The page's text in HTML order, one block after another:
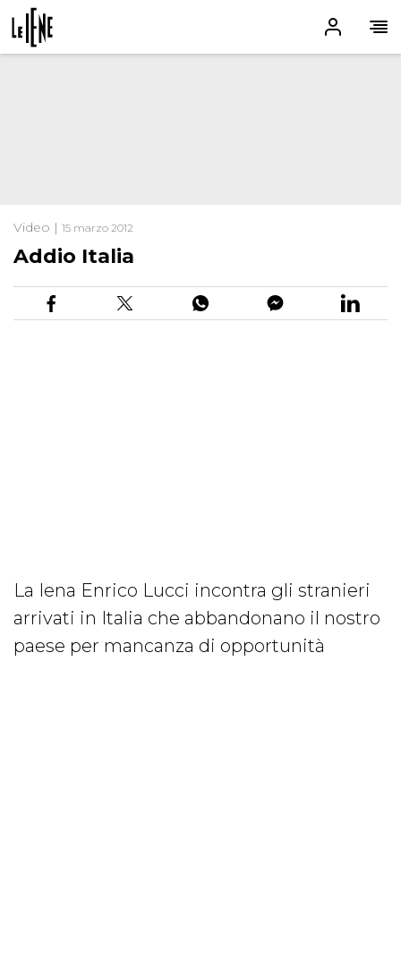
Video | 15 marzo 2012
Addio Italia
La Iena Enrico Lucci incontra gli stranieri
arrivati in Italia che abbandonano il nostro
paese per mancanza di opportunità